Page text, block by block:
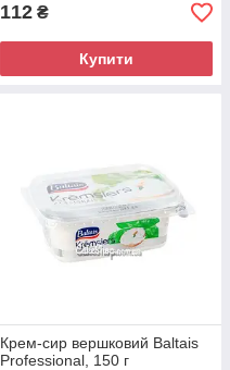
112 ₴
Купити
Крем-сир вершковий Baltais
Professional, 150 г